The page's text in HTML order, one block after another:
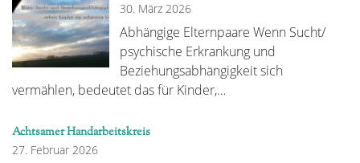
30. März 2026
Abhängige Elternpaare Wenn Sucht/
psychische Erkrankung und
Beziehungsabhängigkeit sich
vermählen, bedeutet das für Kinder,…
Achtsamer Handarbeitskreis
27. Februar 2026